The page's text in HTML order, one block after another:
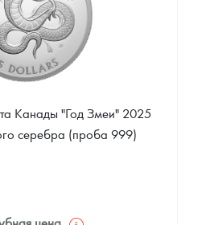
Канады "Год Змеи" 2025
серебра (проба 999)